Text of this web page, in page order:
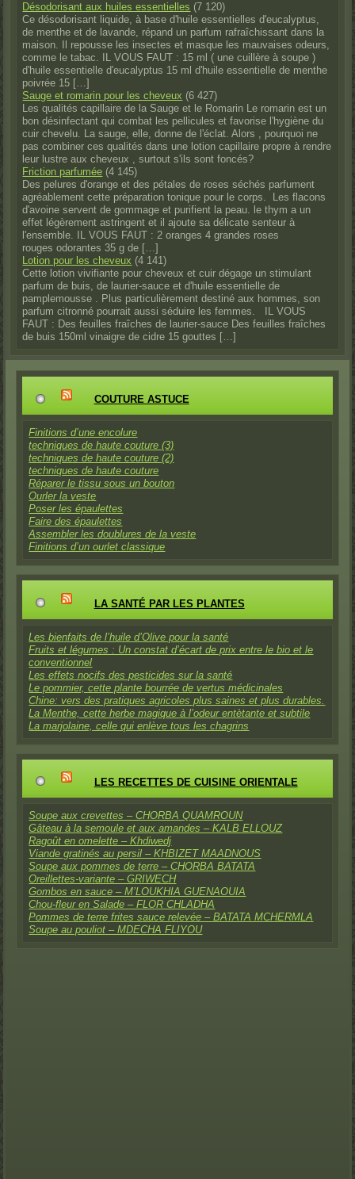
Désodorisant aux huiles essentielles (7 120)
Ce désodorisant liquide, à base d'huile essentielles d'eucalyptus,
de menthe et de lavande, répand un parfum rafraîchissant dans la
maison. Il repousse les insectes et masque les mauvaises odeurs,
comme le tabac. IL VOUS FAUT : 15 ml ( une cuillère à soupe )
d'huile essentielle d'eucalyptus 15 ml d'huile essentielle de menthe
poivrée 15 […]
Sauge et romarin pour les cheveux (6 427)
Les qualités capillaire de la Sauge et le Romarin Le romarin est un
bon désinfectant qui combat les pellicules et favorise l'hygiène du
cuir chevelu. La sauge, elle, donne de l'éclat. Alors , pourquoi ne
pas combiner ces qualités dans une lotion capillaire propre à rendre
leur lustre aux cheveux , surtout s'ils sont foncés?
Friction parfumée (4 145)
Des pelures d'orange et des pétales de roses séchés parfument
agréablement cette préparation tonique pour le corps. Les flacons
d'avoine servent de gommage et purifient la peau. le thym a un
effet légèrement astringent et il ajoute sa délicate senteur à
l'ensemble. IL VOUS FAUT : 2 oranges 4 grandes roses
rouges odorantes 35 g de […]
Lotion pour les cheveux (4 141)
Cette lotion vivifiante pour cheveux et cuir dégage un stimulant
parfum de buis, de laurier-sauce et d'huile essentielle de
pamplemousse . Plus particulièrement destiné aux hommes, son
parfum citronné pourrait aussi séduire les femmes. IL VOUS
FAUT : Des feuilles fraîches de laurier-sauce Des feuilles fraîches
de buis 150ml vinaigre de cidre 15 gouttes […]
COUTURE ASTUCE
Finitions d’une encolure
techniques de haute couture (3)
techniques de haute couture (2)
techniques de haute couture
Réparer le tissu sous un bouton
Ourler la veste
Poser les épaulettes
Faire des épaulettes
Assembler les doublures de la veste
Finitions d’un ourlet classique
LA SANTÉ PAR LES PLANTES
Les bienfaits de l’huile d’Olive pour la santé
Fruits et légumes : Un constat d’écart de prix entre le bio et le
conventionnel
Les effets nocifs des pesticides sur la santé
Le pommier, cette plante bourrée de vertus médicinales
Chine: vers des pratiques agricoles plus saines et plus durables.
La Menthe, cette herbe magique à l’odeur entètante et subtile
La marjolaine, celle qui enlève tous les chagrins
LES RECETTES DE CUISINE ORIENTALE
Soupe aux crevettes – CHORBA QUAMROUN
Gâteau à la semoule et aux amandes – KALB ELLOUZ
Ragoût en omelette – Khdiwedj
Viande gratinés au persil – KHBIZET MAADNOUS
Soupe aux pommes de terre – CHORBA BATATA
Oreillettes-variante – GRIWECH
Gombos en sauce – M’LOUKHIA GUENAOUIA
Chou-fleur en Salade – FLOR CHLADHA
Pommes de terre frites sauce relevée – BATATA MCHERMLA
Soupe au pouliot – MDECHA FLIYOU